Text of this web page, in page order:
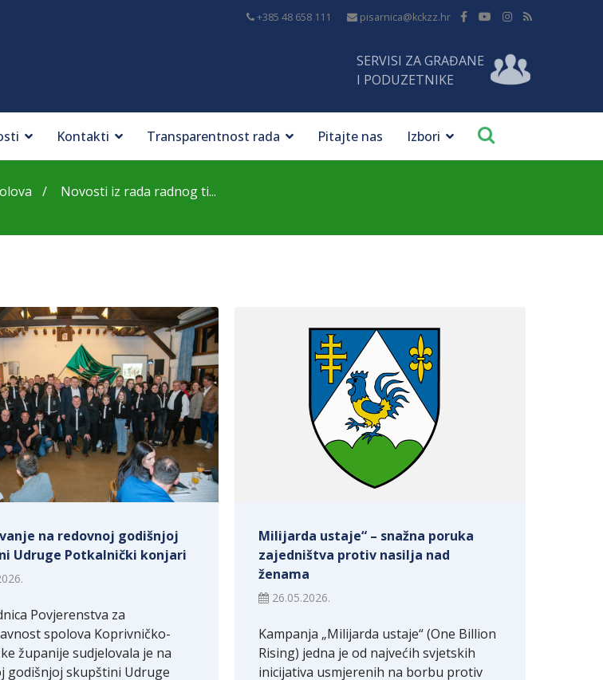
+385 48 658 111 pisarnica@kckzz.hr
SERVISI ZA GRAĐANE
I PODUZETNIKE
Kontakti Transparentnost rada Pitajte nas Izbori
Novosti iz rada radnog ti...
na redovnoj godišnjoj
Udruge Potkalnički konjari
Povjerenstva za
spolova Koprivničko-
županije sudjelovala je na
godišnjoj skupštini Udruge
Milijarda ustaje“ – snažna poruka
zajedništva protiv nasilja nad
ženama
26.05.2026.
Kampanja „Milijarda ustaje“ (One Billion
Rising) jedna je od najvećih svjetskih
inicijativa usmjerenih na borbu protiv